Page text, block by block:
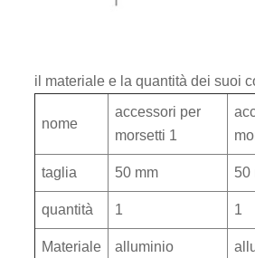
il materiale e la quantità dei suoi
nome
accessori per
morsetti 1
taglia 50 mm 50
quantità 1 1
Materiale alluminio